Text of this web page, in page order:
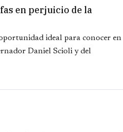
en perjuicio de la
ideal para conocer en
Daniel Scioli y del